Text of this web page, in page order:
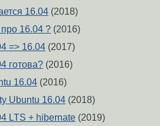
16.04 (2018)
16.04 ? (2016)
=> 16.04 (2017)
готова? (2016)
16.04 (2016)
Ubuntu 16.04 (2018)
LTS + hibernate (2019)